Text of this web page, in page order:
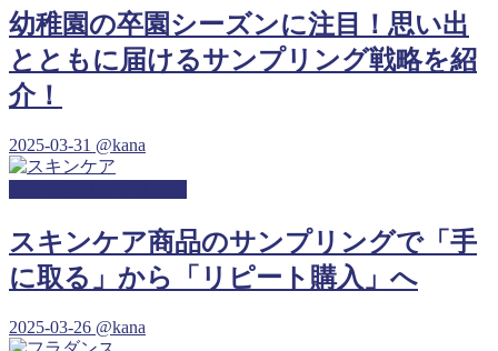
幼稚園の卒園シーズンに注目！思い出
とともに届けるサンプリング戦略を紹
介！
2025-03-31 @kana
スキンケア商品のサンプリングで「手
に取る」から「リピート購入」へ
2025-03-26 @kana